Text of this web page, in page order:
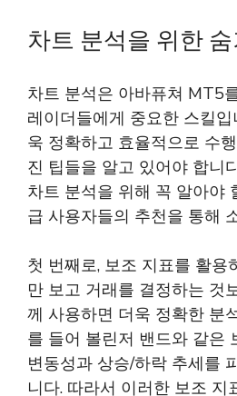
차트 분석을 위한
차트 분석은 아바퓨쳐 MT5
레이더들에게 중요한 스킬
욱 정확하고 효율적으로 수
진 팁들을 알고 있어야 합니
차트 분석을 위해 꼭 알아야
급 사용자들의 추천을 통해
첫 번째로, 보조 지표를 활용
만 보고 거래를 결정하는 것
께 사용하면 더욱 정확한 분
를 들어 볼린저 밴드와 같은
변동성과 상승/하락 추세를
니다. 따라서 이러한 보조 지